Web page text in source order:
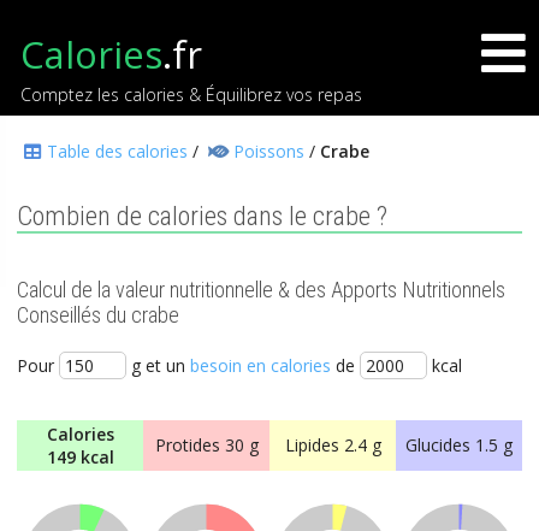
Calories.fr
Comptez les calories & Équilibrez vos repas
Table des calories / Poissons / Crabe
Combien de calories dans le crabe ?
Calcul de la valeur nutritionnelle & des Apports Nutritionnels
Conseillés du crabe
Pour g et un besoin en calories de kcal
Calories
149 kcal
Protides 30 g Lipides 2.4 g Glucides 1.5 g